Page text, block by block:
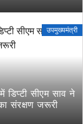
उपमुख्यमंत्री
डिप्टी सीएम साव ने
संरक्षण जरूरी